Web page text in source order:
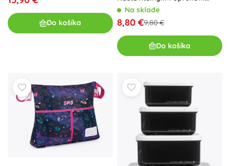
Do košíka
čierna 27cm
Na sklade
8,80 €9,80 €
Do košíka